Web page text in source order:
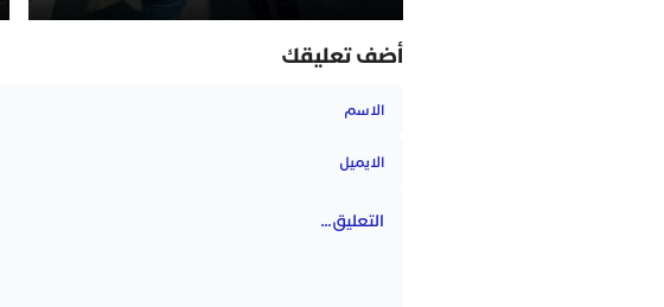
أضف تعليقك